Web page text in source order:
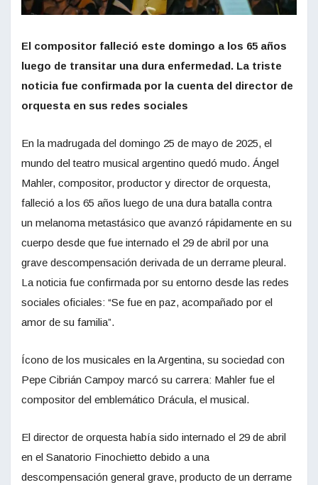
El compositor falleció este domingo a los 65 años
luego de transitar una dura enfermedad. La triste
noticia fue confirmada por la cuenta del director de
orquesta en sus redes sociales
En la madrugada del domingo 25 de mayo de 2025, el
mundo del teatro musical argentino quedó mudo. Ángel
Mahler, compositor, productor y director de orquesta,
falleció a los 65 años luego de una dura batalla contra
un melanoma metastásico que avanzó rápidamente en su
cuerpo desde que fue internado el 29 de abril por una
grave descompensación derivada de un derrame pleural.
La noticia fue confirmada por su entorno desde las redes
sociales oficiales: “Se fue en paz, acompañado por el
amor de su familia”.
Ícono de los musicales en la Argentina, su sociedad con
Pepe Cibrián Campoy marcó su carrera: Mahler fue el
compositor del emblemático Drácula, el musical.
El director de orquesta había sido internado el 29 de abril
en el Sanatorio Finochietto debido a una
descompensación general grave, producto de un derrame